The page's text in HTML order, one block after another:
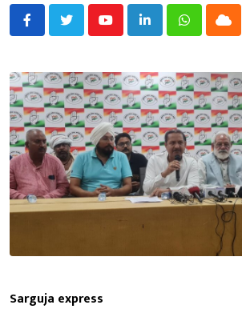
YoutubeLinkedInWhatsappCloud
Sarguja express